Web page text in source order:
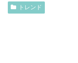
トレンド